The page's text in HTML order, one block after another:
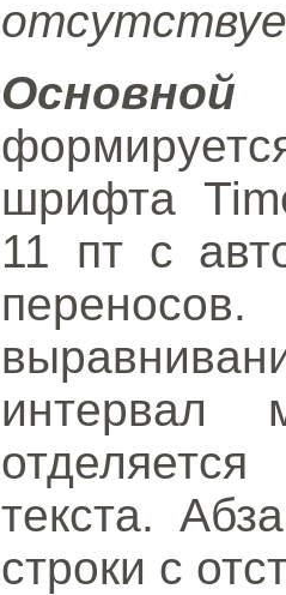
шрифта
11 пт с
текста.
строки с